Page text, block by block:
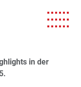
in der